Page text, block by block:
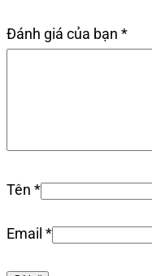
Đánh giá của bạn *
Tên *
Email *